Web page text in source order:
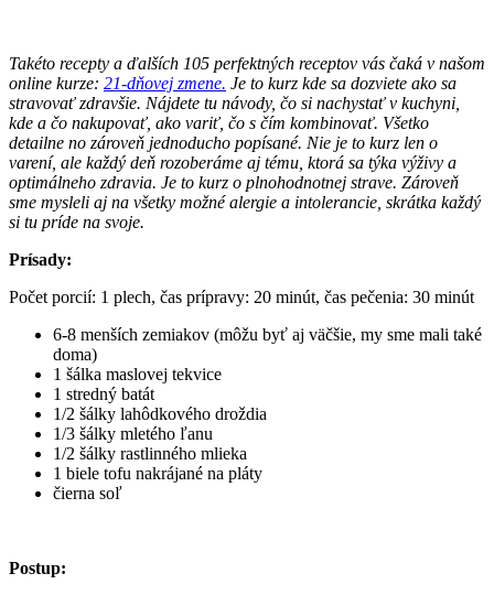
Takéto recepty a ďalších 105 perfektných receptov vás čaká v našom
online kurze: 21-dňovej zmene. Je to kurz kde sa dozviete ako sa
stravovať zdravšie. Nájdete tu návody, čo si nachystať v kuchyni,
kde a čo nakupovať, ako variť, čo s čím kombinovať. Všetko
detailne no zároveň jednoducho popísané. Nie je to kurz len o
varení, ale každý deň rozoberáme aj tému, ktorá sa týka výživy a
optimálneho zdravia. Je to kurz o plnohodnotnej strave. Zároveň
sme mysleli aj na všetky možné alergie a intolerancie, skrátka každý
si tu príde na svoje.
Prísady:
Počet porcií: 1 plech, čas prípravy: 20 minút, čas pečenia: 30 minút
6-8 menších zemiakov (môžu byť aj väčšie, my sme mali také
doma)
1 šálka maslovej tekvice
1 stredný batát
1/2 šálky lahôdkového droždia
1/3 šálky mletého ľanu
1/2 šálky rastlinného mlieka
1 biele tofu nakrájané na pláty
čierna soľ
Postup: